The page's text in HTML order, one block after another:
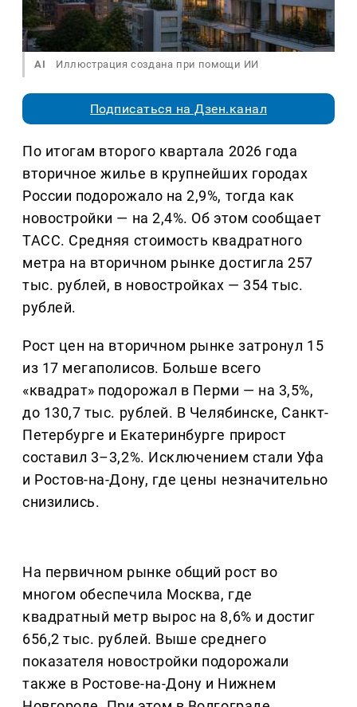
AI Иллюстрация создана при помощи ИИ
Подписаться на Дзен.канал
По итогам второго квартала 2026 года
вторичное жилье в крупнейших городах
России подорожало на 2,9%, тогда как
новостройки — на 2,4%. Об этом сообщает
ТАСС. Средняя стоимость квадратного
метра на вторичном рынке достигла 257
тыс. рублей, в новостройках — 354 тыс.
рублей.
Рост цен на вторичном рынке затронул 15
из 17 мегаполисов. Больше всего
«квадрат» подорожал в Перми — на 3,5%,
до 130,7 тыс. рублей. В Челябинске, Санкт-
Петербурге и Екатеринбурге прирост
составил 3–3,2%. Исключением стали Уфа
и Ростов-на-Дону, где цены незначительно
снизились.
На первичном рынке общий рост во
многом обеспечила Москва, где
квадратный метр вырос на 8,6% и достиг
656,2 тыс. рублей. Выше среднего
показателя новостройки подорожали
также в Ростове-на-Дону и Нижнем